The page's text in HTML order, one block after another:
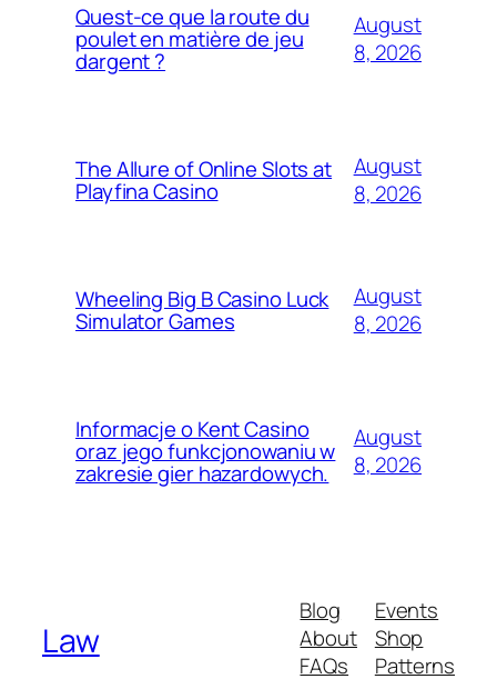
Quest-ce que la route du
poulet en matière de jeu
dargent ?
August
8, 2026
The Allure of Online Slots at
Playfina Casino
August
8, 2026
Wheeling Big B Casino Luck
Simulator Games
August
8, 2026
Informacje o Kent Casino
oraz jego funkcjonowaniu w
zakresie gier hazardowych.
August
8, 2026
Law
Blog
About
FAQs
Events
Shop
Patterns